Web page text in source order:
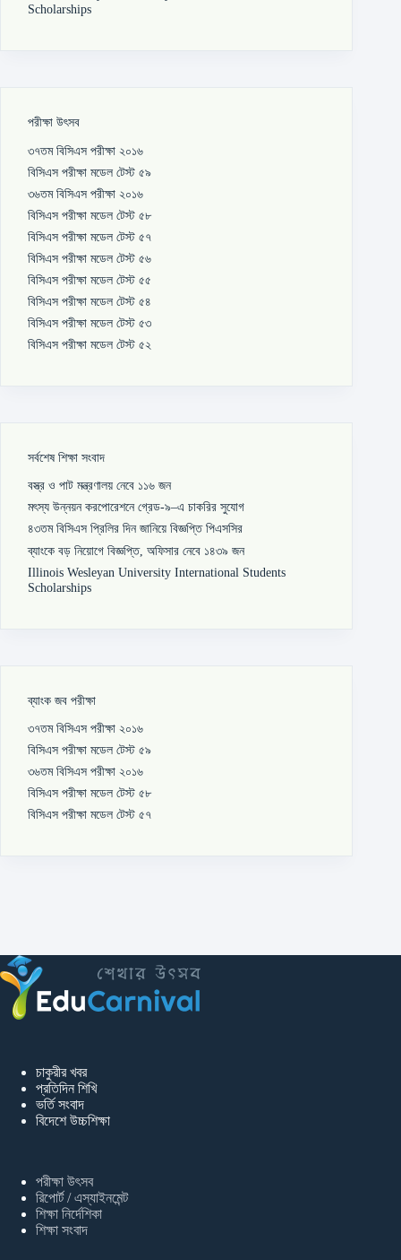
Scholarships
পরীক্ষা উৎসব
৩৭তম বিসিএস পরীক্ষা ২০১৬
বিসিএস পরীক্ষা মডেল টেস্ট ৫৯
৩৬তম বিসিএস পরীক্ষা ২০১৬
বিসিএস পরীক্ষা মডেল টেস্ট ৫৮
বিসিএস পরীক্ষা মডেল টেস্ট ৫৭
বিসিএস পরীক্ষা মডেল টেস্ট ৫৬
বিসিএস পরীক্ষা মডেল টেস্ট ৫৫
বিসিএস পরীক্ষা মডেল টেস্ট ৫৪
বিসিএস পরীক্ষা মডেল টেস্ট ৫৩
বিসিএস পরীক্ষা মডেল টেস্ট ৫২
সর্বশেষ শিক্ষা সংবাদ
বস্ত্র ও পাট মন্ত্রণালয় নেবে ১১৬ জন
মৎস্য উন্নয়ন করপোরেশনে গ্রেড-৯–এ চাকরির সুযোগ
৪৩তম বিসিএস প্রিলির দিন জানিয়ে বিজ্ঞপ্তি পিএসসির
ব্যাংকে বড় নিয়োগে বিজ্ঞপ্তি, অফিসার নেবে ১৪৩৯ জন
Illinois Wesleyan University International Students
Scholarships
ব্যাংক জব পরীক্ষা
৩৭তম বিসিএস পরীক্ষা ২০১৬
বিসিএস পরীক্ষা মডেল টেস্ট ৫৯
৩৬তম বিসিএস পরীক্ষা ২০১৬
বিসিএস পরীক্ষা মডেল টেস্ট ৫৮
বিসিএস পরীক্ষা মডেল টেস্ট ৫৭
চাকুরীর খবর
প্রতিদিন শিখি
ভর্তি সংবাদ
বিদেশে উচ্চশিক্ষা
পরীক্ষা উৎসব
রিপোর্ট / এস্যাইনমেন্ট
শিক্ষা নির্দেশিকা
শিক্ষা সংবাদ